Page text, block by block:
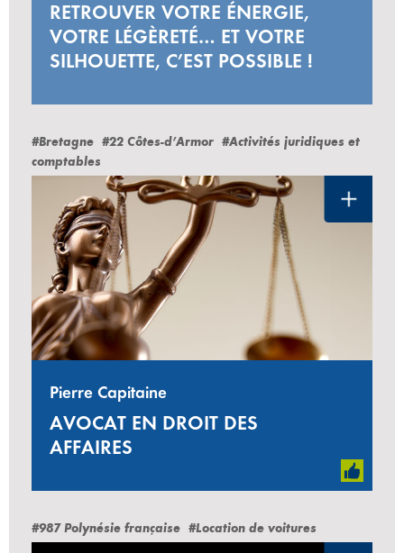
RETROUVER VOTRE ÉNERGIE,
VOTRE LÉGÈRETÉ… ET VOTRE
SILHOUETTE, C’EST POSSIBLE !
#Bretagne #22 Côtes-d’Armor #Activités juridiques et
comptables
Pierre Capitaine
AVOCAT EN DROIT DES
AFFAIRES
#987 Polynésie française #Location de voitures